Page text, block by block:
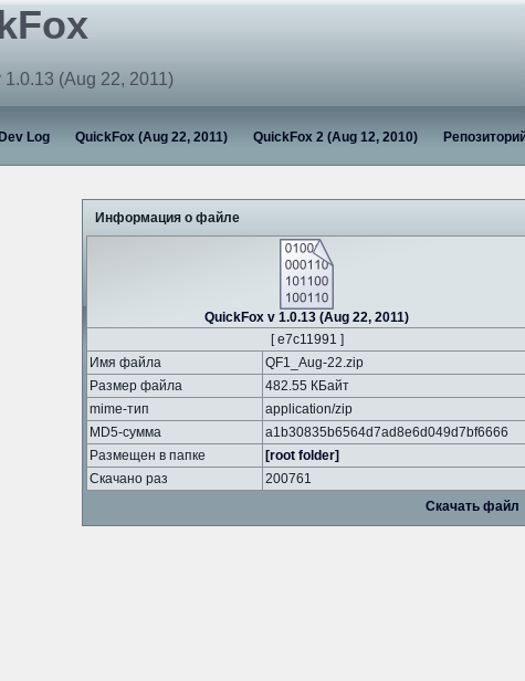
1.0.13 (Aug 22, 2011)
Dev Log QuickFox (Aug 22, 2011) QuickFox 2 (Aug 12, 2010)
Информация о файле
QuickFox v 1.0.13 (Aug 22, 2011)
[ e7c11991 ]
Имя файла
QF1_Aug-22.zip
Размер файла
482.55 КБайт
mime-тип
application/zip
MD5-сумма
a1b30835b6564d7ad8e6d049d7bf6666
Размещен в папке
[root folder]
Скачано раз
200761
Скачать файл